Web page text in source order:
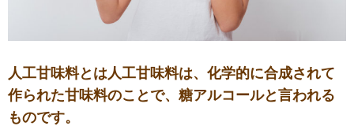
人工甘味料とは人工甘味料は、化学的に合成されて
作られた甘味料のことで、糖アルコールと言われる
ものです。